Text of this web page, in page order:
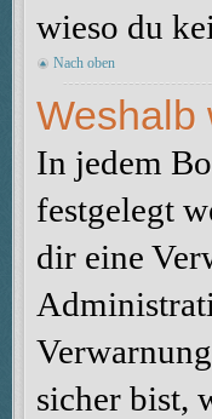
wieso du
Nach oben
Weshalb
In jedem
festgelegt
dir eine
sicher bist,